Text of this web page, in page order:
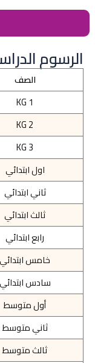
الرسوم
الصف
KG 1
KG 2
KG 3
اول ابتدائي
ثاني ابتدائي
ثالث ابتدائي
رابع ابتدائي
خامس ابتدائي
سادس ابتدائي
أول متوسط
ثاني متوسط
ثالث متوسط